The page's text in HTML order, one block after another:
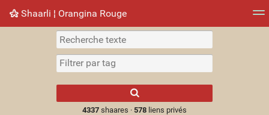
Shaarli ¦ Orangina Rouge
Nuage de tags Mur d'images
results.
4337shaares · 578liens privés